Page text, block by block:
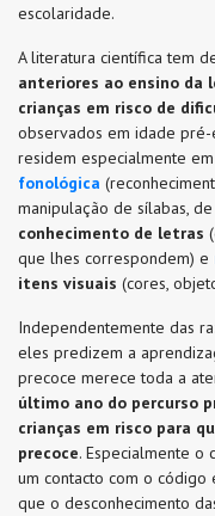
escolaridade.
A literatura científica tem
anteriores ao ensino da
crianças em risco de
observados em idade pré-
residem especialmente em
fonológica
manipulação de sílabas,
conhecimento de letras
que lhes correspondem) e
itens visuais (cores,
Independentemente das
eles predizem a
precoce merece toda a
último ano do percurso
crianças em risco para
precoce. Especialmente o
um contacto com o código
que o desconhecimento